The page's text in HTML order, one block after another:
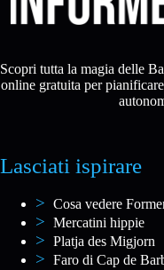
Scopri tutta la magia delle
online gratuita per
Lasciati ispirare
Cosa vedere
Mercatini hippie
Platja des Migjorn
Faro di Cap de